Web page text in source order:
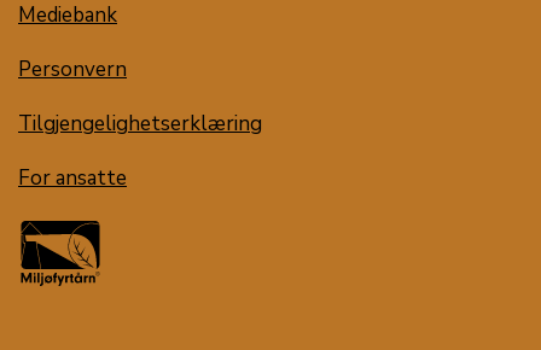
Mediebank
Personvern
Tilgjengelighetserklæring
For ansatte